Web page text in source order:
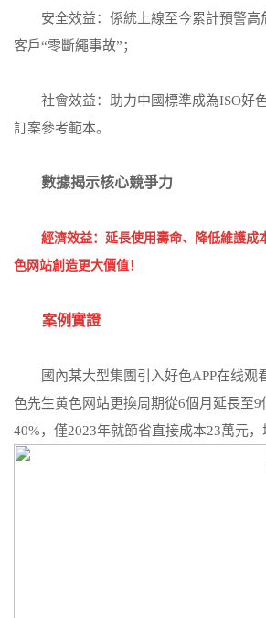
安全效益：係統上線至今累計預警高
客戶“零斷繩事故”；
社會效益：助力中國標準成為ISO好
訂案參考範本。
數據揭示核心競爭力
經濟效益：延長使用壽命、降低維護成
色网站創造更大價值！
案例實證
國內某大型集團引入好色APP在线观
色先生黄色网站更換周期從6個月延長至
40%，僅2023年就節省直接成本23萬元，